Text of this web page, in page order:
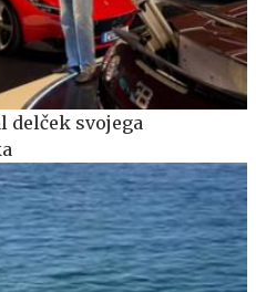
delček svojega